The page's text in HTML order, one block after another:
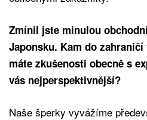
Zmínil jste minulou
Japonsku. Kam do
máte zkušenosti obecně s
vás nejperspektivnější?
Naše šperky vyvážíme